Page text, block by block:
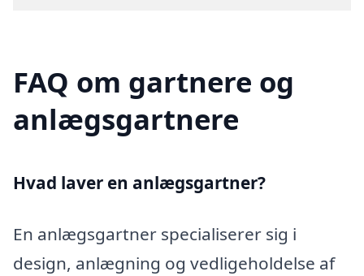
FAQ om gartnere og
anlægsgartnere
Hvad laver en anlægsgartner?
En anlægsgartner specialiserer sig i
design, anlægning og vedligeholdelse af